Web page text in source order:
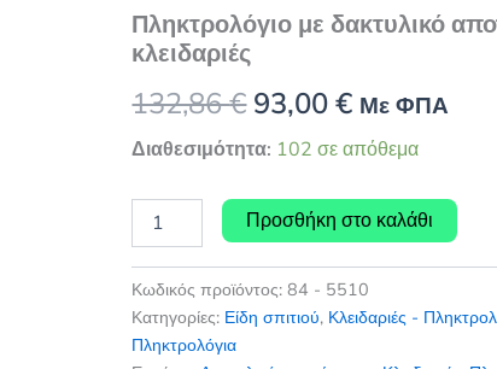
Πληκτρολόγιο με δακτυλικό
κλειδαριές
132,86€ Original
price
was:
132,86 €.
93,00€Η
τρέχουσα
τιμή
είναι:
93,00 €.
Με ΦΠΑ
Διαθεσιμότητα: 102 σε απόθεμα
Πληκτρολόγιο
αποτύπωμα
κλειδαριές
ποσότητα
Προσθήκη στο καλάθι
Κωδικός προϊόντος:84 - 5510
Κατηγορίες: Είδη σπιτιού, Κλειδαριές -
Πληκτρολόγια